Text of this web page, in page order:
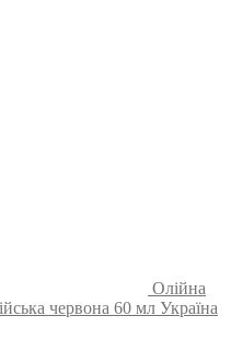
Олійна
червона 60 мл Україна